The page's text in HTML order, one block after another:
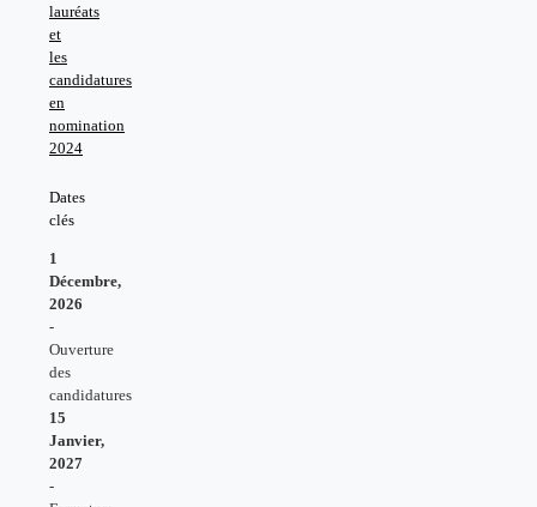
lauréats
et
les
candidatures
en
nomination
2024
Dates
clés
1
Décembre,
2026
-
Ouverture
des
candidatures
15
Janvier,
2027
-